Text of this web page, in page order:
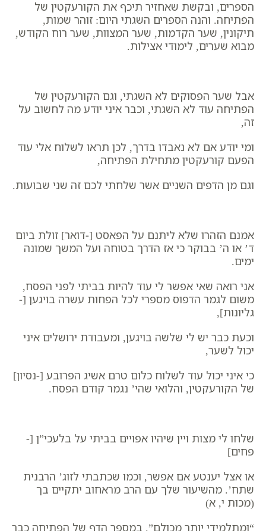
הספרים, ובקשת שאחזיר תיכף את הקורעקטין של
הפתיחה. והנה הספרים השגתי היום: זוהר שמות,
תיקונין, שער הקדמות, שער המצוות, שער רוח הקודש,
מבוא שערים, לימודי אצילות.
אבל שער הפסוקים לא השגתי, וגם הקורעקטין של
הפתיחה עוד לא השגתי, וכבר איני יודע מה לחשוב על
זה,
ומי יודע אם לא נאבדו בדרך, לכן תראו לשלוח אלי עוד
הפעם קורעקטין מתחילת הפתיחה,
וגם מן הדפים השניים אשר שלחתי לכם זה שני שבועות.
אמנם הזהרו שלא ליתנם על הפאסט [-דואר] זולת ביום
ד’ או ה’ בבוקר כי אז הדרך בטוחה ועל המשך שמונה
ימים.
אני רואה שאי אפשר לי עוד להיות בביתי לפני הפסח,
משום לגמר הדפוס מספרי לכל הפחות עשרה בויגען [-
גליונות],
וכעת כבר יש לי שלשה בויגען, ומעבודת ירושלים איני
יכול לשער,
כי איני יכול עוד לשלוח כלום טרם אשיג הפרובע [-נסיון]
של הקורעקטין, והלואי שהי’ נגמר קודם הפסח.
שלחו לי מצות ויין שיהיו אפויים בביתי על בלעכי”ן [-
פחים]
או אצל יענטע אם אפשר, וכמו שכתבתי לזוג’ הרבנית
שתח’. מהשיעור שלך עם הרב מראחוב יתקיים בך
(מכות י, א)
“ומתלמידי יותר מכולם”. במספר הדף של הפתיחה כבר